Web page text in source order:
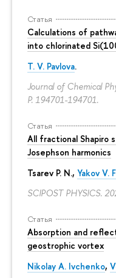
Статья
Calculations of
into chlorinated
T. V. Pavlova.
Journal of Chemical
P. 194701-194701.
Статья
All fractional Shapiro
Josephson harmonics
Tsarev P. N., Yakov V.
SCIPOST PHYSICS.
Статья
Absorption and
geostrophic vortex
Nikolay A. Ivchenko,